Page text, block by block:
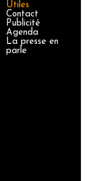
Utiles
Contact
Publicité
Agenda
La presse en
parle